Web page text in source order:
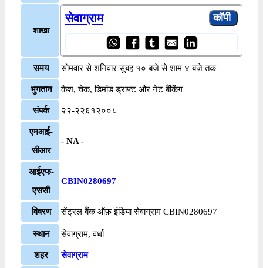
शाखा
सेवाग्राम
समय सोमवार से शनिवार सुबह १० बजे से शाम ४ बजे तक
भुगतान कैश, चेक, डिमांड ड्राफ्ट और नेट बैंकिंग
संपर्क २२-२२६१२००८
एमआई-
सीआर
- NA -
आईएफ-
एससी
CBIN0280697
विवरण सेंट्रल बैंक ऑफ़ इंडिया सेवाग्राम CBIN0280697
स्थान सेवाग्राम, वर्धा
शहर सेवाग्राम